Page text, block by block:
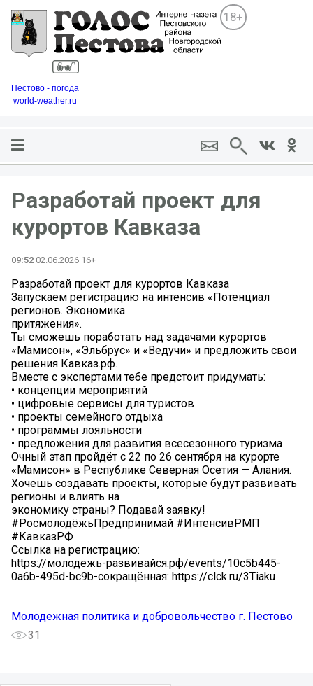
18+
Пестово - погода
world-weather.ru
Разработай проект для
курортов Кавказа
09:52 02.06.2026 16+
Разработай проект для курортов Кавказа
Запускаем регистрацию на интенсив «Потенциал
регионов. Экономика
притяжения».
Ты сможешь поработать над задачами курортов
«Мамисон», «Эльбрус» и «Ведучи» и предложить свои
решения Кавказ.рф.
Вместе с экспертами тебе предстоит придумать:
• концепции мероприятий
• цифровые сервисы для туристов
• проекты семейного отдыха
• программы лояльности
• предложения для развития всесезонного туризма
Очный этап пройдёт с 22 по 26 сентября на курорте
«Мамисон» в Республике Северная Осетия — Алания.
Хочешь создавать проекты, которые будут развивать
регионы и влиять на
экономику страны? Подавай заявку!
#РосмолодёжьПредпринимай #ИнтенсивРМП
#КавказРФ
Ссылка на регистрацию:
https://молодёжь-развивайся.рф/events/10c5b445-
0a6b-495d-bc9b-сокращённая: https://clck.ru/3Tiaku
Молодежная политика и добровольчество г. Пестово
31